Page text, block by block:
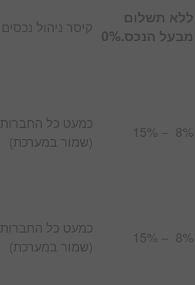
ללא תשלום
מבעל הנכס.0%
קיסר ניהול נכסים
8% – 15%
כמעט כל החברות
(שמור במערכת)
8% – 15%
כמעט כל החברות
(שמור במערכת)